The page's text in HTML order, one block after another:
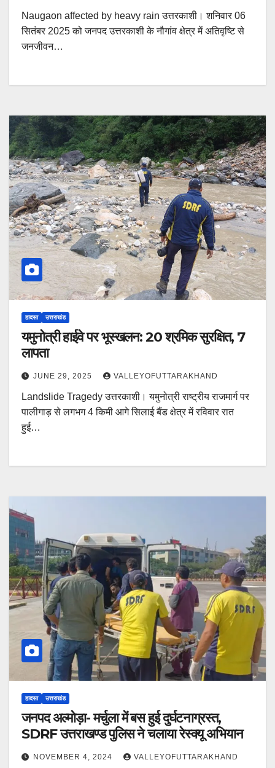
Naugaon affected by heavy rain उत्तरकाशी। शनिवार 06
सितंबर 2025 को जनपद उत्तरकाशी के नौगांव क्षेत्र में अतिवृष्टि से
जनजीवन…
हादसा उत्तराखंड
यमुनोत्री हाईवे पर भूस्खलन: 20 श्रमिक सुरक्षित, 7
लापता
JUNE 29, 2025 VALLEYOFUTTARAKHAND
Landslide Tragedy उत्तरकाशी। यमुनोत्री राष्ट्रीय राजमार्ग पर
पालीगाड़ से लगभग 4 किमी आगे सिलाई बैंड क्षेत्र में रविवार रात
हुई…
हादसा उत्तराखंड
जनपद अल्मोड़ा- मर्चुला में बस हुई दुर्घटनाग्रस्त,
SDRF उत्तराखण्ड पुलिस ने चलाया रेस्क्यू अभियान
NOVEMBER 4, 2024 VALLEYOFUTTARAKHAND